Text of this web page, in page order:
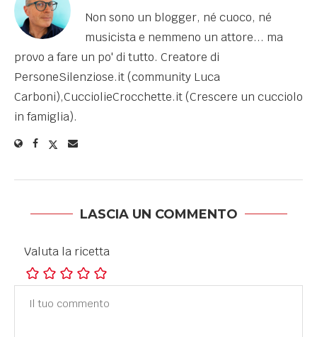
Non sono un blogger, né cuoco, né
musicista e nemmeno un attore... ma
provo a fare un po' di tutto. Creatore di
PersoneSilenziose.it (community Luca
Carboni),CucciolieCrocchette.it (Crescere un cucciolo
in famiglia).
LASCIA UN COMMENTO
Valuta la ricetta